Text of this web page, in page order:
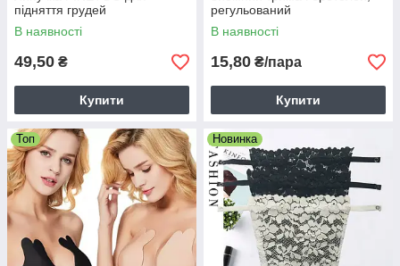
підняття грудей
В наявності
49,50 ₴
Купити
регульований
В наявності
15,80 ₴/пара
Купити
Топ Новинка